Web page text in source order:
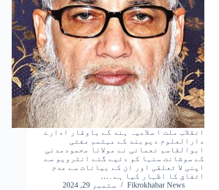
انقلاب ملت ا سلامیہ ہند کے باوقار ادارے
دارالعلوم دیوبند کے مہتمم مفتی
ابوالقاسم نعمانی نے مولانا محمودمدنی
کے سوشانت سنہا کو دئیے گئے انٹرویو سے
اپنی لا تعلقی اور ان کے بیانات سے عدم
اتفاق کا اظہار کیا ہے۔…
Fikrokhabar News
ستمبر 29, 2024